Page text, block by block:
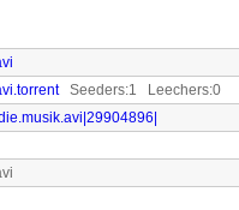
Seeders:1 Leechers:0